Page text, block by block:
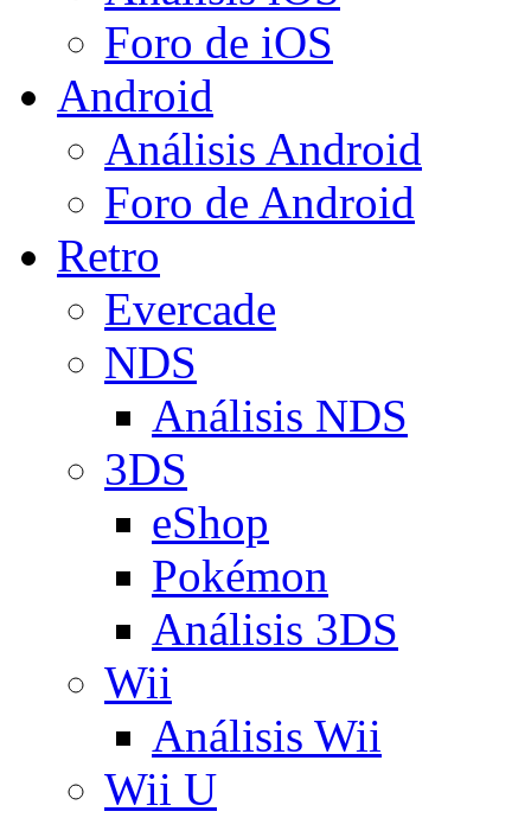
Foro de iOS
Android
Análisis Android
Foro de Android
Retro
Evercade
NDS
Análisis NDS
3DS
eShop
Pokémon
Análisis 3DS
Wii
Análisis Wii
Wii U